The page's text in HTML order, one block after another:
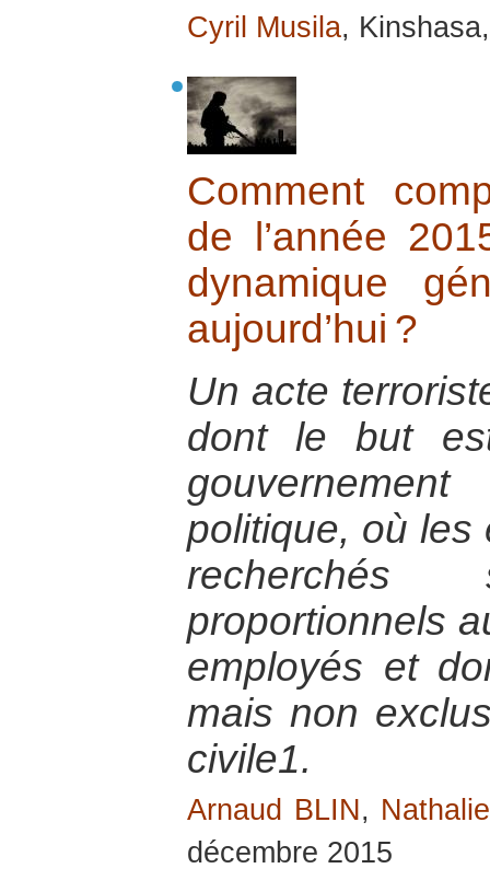
Cyril Musila,
Comment
de l’année
dynamique
aujourd’hui ?
Un acte
dont le but
politique, où les
recherchés
proportionnels
employés et
mais non
civile1.
Arnaud BLIN,
décembre 2015